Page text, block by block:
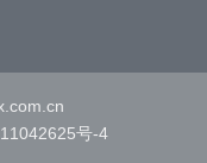
号-4